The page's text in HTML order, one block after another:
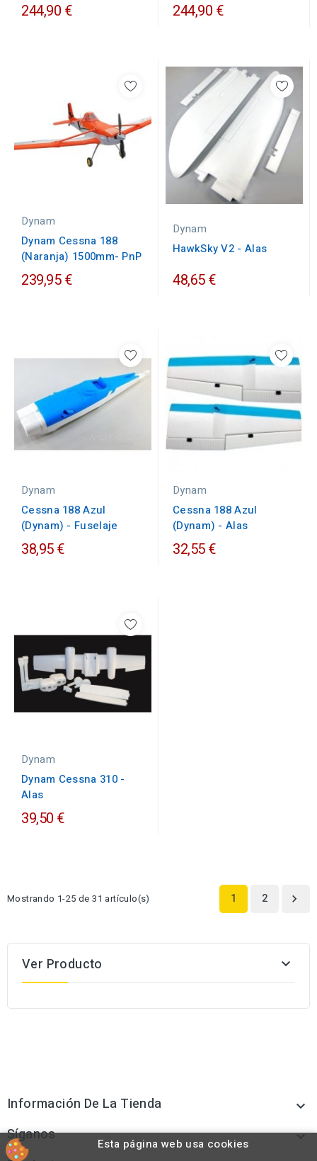
244,90 € 244,90 €
Dynam
Dynam Cessna 188
(Naranja) 1500mm- PnP
239,95 €
Dynam
HawkSky V2 - Alas
48,65 €
Dynam
Cessna 188 Azul
(Dynam) - Fuselaje
38,95 €
Dynam
Cessna 188 Azul
(Dynam) - Alas
32,55 €
Dynam
Dynam Cessna 310 -
Alas
39,50 €
Mostrando 1-25 de 31 artículo(s) 1 2 
Ver Producto 
Información De La Tienda 
Síganos 
Esta página web usa cookies